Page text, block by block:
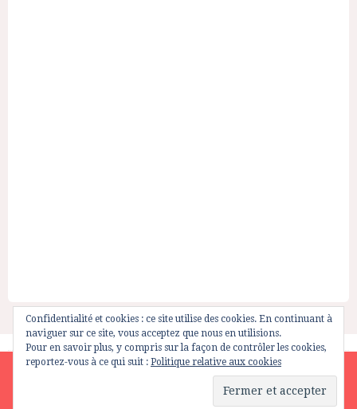
Confidentialité et cookies : ce site utilise des cookies. En continuant à
naviguer sur ce site, vous acceptez que nous en utilisions.
Pour en savoir plus, y compris sur la façon de contrôler les cookies,
reportez-vous à ce qui suit : Politique relative aux cookies
Site is using a trial version of the theme. Please enter your
purchase code in theme settings to activate it orpurchase this
wordpress theme here